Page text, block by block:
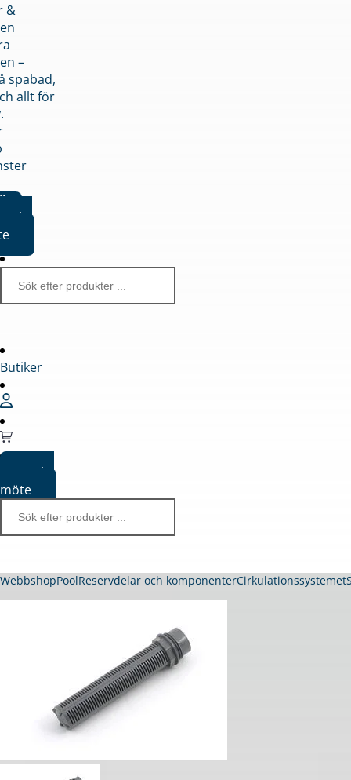
&
–
spabad,
allt för
Boka
Butiker
Boka
möte
WebbshopPoolReservdelar och komponenterCirkulationssystemet